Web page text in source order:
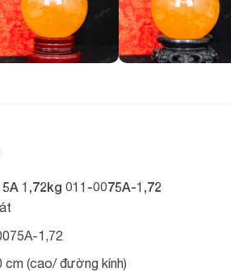
1,72kg 011-0075A-1,72
1,72
(cao/ đường kính)